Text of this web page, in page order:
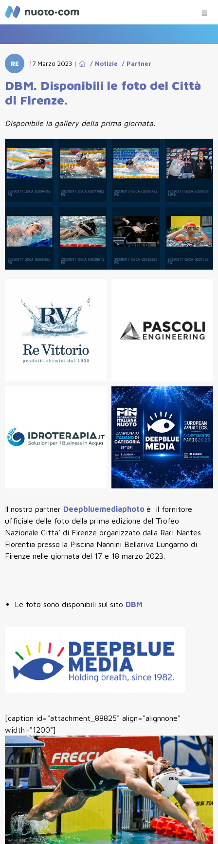
RE 17 Marzo 2023 | / Notizie / Partner
DBM. Disponibili le foto del Città
di Firenze.
Disponibile la gallery della prima giornata.
Il nostro partner Deepbluemediaphoto è il fornitore
ufficiale delle foto della prima edizione del Trofeo
Nazionale Citta’ di Firenze organizzato dalla Rari Nantes
Florentia presso la Piscina Nannini Bellariva Lungarno di
Firenze nelle giornata del 17 e 18 marzo 2023.
Le foto sono disponibili sul sito DBM
[caption id="attachment_88825" align="alignnone"
width="1200"]